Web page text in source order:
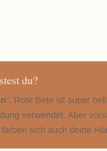
du?
". Rote Bete ist super
verwendet. Aber
sich auch deine